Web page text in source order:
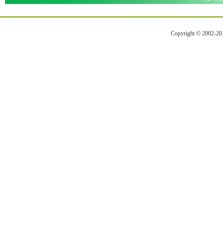
Copyright © 2002-